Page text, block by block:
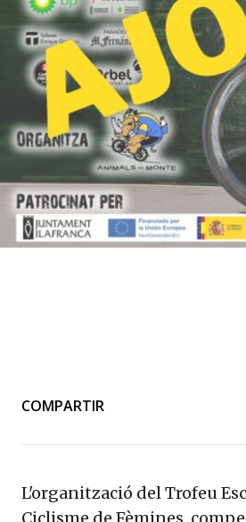
COMPARTIR
L'organització del Trofeu